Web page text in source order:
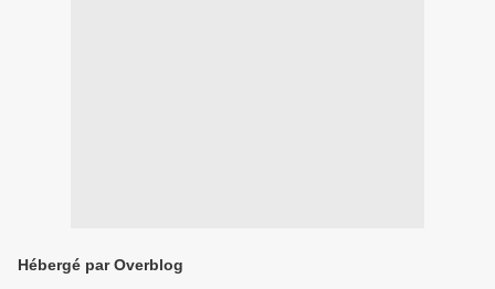
Hébergé par Overblog